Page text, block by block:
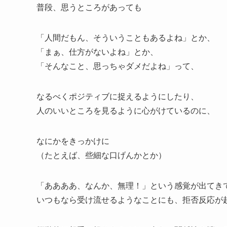
普段、思うところがあっても
「人間だもん、そういうこともあるよね」とか、
「まぁ、仕方がないよね」とか、
「そんなこと、思っちゃダメだよね」って、
なるべくポジティブに捉えるようにしたり、
人のいいところを見るように心がけているのに、
なにかをきっかけに
（たとえば、些細な口げんかとか）
「ああああ、なんか、無理！」という感覚が出てき
いつもなら受け流せるようなことにも、拒否反応が